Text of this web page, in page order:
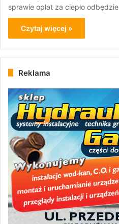
sprawie opłat za ciepło
Czytaj więcej »
Reklama